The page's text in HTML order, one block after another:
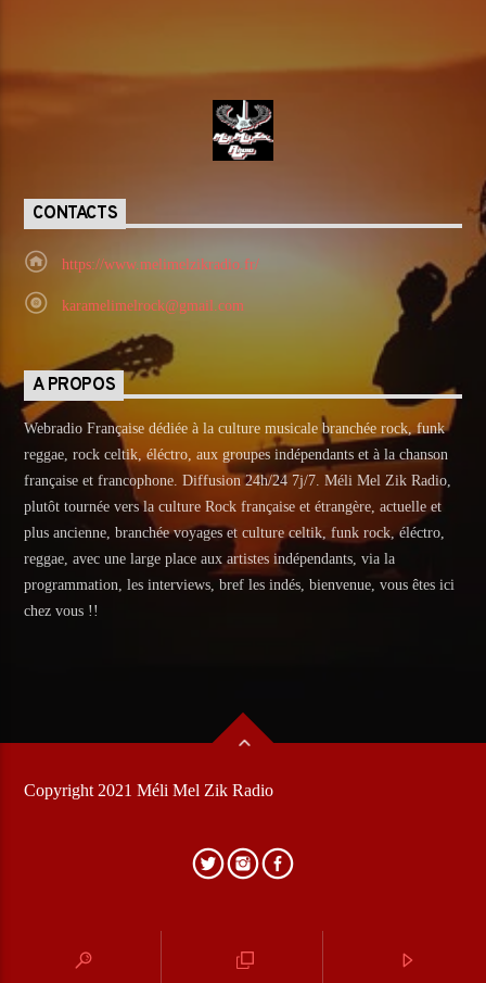
CONTACTS
https://www.melimelzikradio.fr/
karamelimelrock@gmail.com
A PROPOS
Webradio Française dédiée à la culture musicale branchée rock, funk
reggae, rock celtik, éléctro, aux groupes indépendants et à la chanson
française et francophone. Diffusion 24h/24 7j/7. Méli Mel Zik Radio,
plutôt tournée vers la culture Rock française et étrangère, actuelle et
plus ancienne, branchée voyages et culture celtik, funk rock, éléctro,
reggae, avec une large place aux artistes indépendants, via la
programmation, les interviews, bref les indés, bienvenue, vous êtes ici
chez vous !!
Copyright 2021 Méli Mel Zik Radio